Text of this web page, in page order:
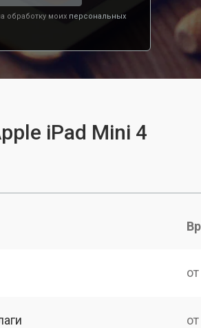
обработку моих персональных
iPad Mini 4